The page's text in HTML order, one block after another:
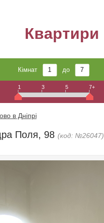
Квартири
Кімнат до
1 3 5 7+
в Дніпрі
Поля, 98 (код: №26047)